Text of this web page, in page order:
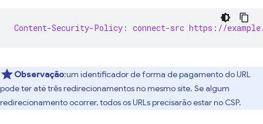
Content-Security-Policy: connect-src https://
Observação:um identificador de forma de pagamento do URL
pode ter até três redirecionamentos no mesmo site. Se algum
redirecionamento ocorrer, todos os URLs precisarão estar no CSP.